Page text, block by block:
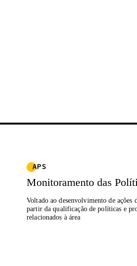
APS
Monitoramento das
Voltado ao desenvolvimento de
partir da qualificação de políticas e
relacionados à área